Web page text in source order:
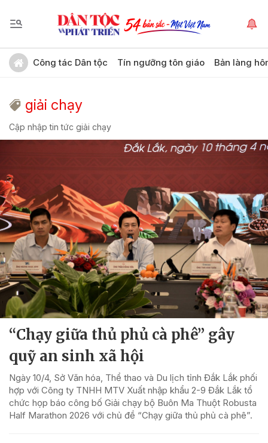
Công tác Dân tộc Tín ngưỡng tôn giáo Bản làng
giải chạy
Cập nhập tin tức giải chạy
“Chạy giữa thủ phủ cà phê” gây
quỹ an sinh xã hội
Ngày 10/4, Sở Văn hóa, Thể thao và Du lịch tỉnh Đắk Lắk phối
hợp với Công ty TNHH MTV Xuất nhập khẩu 2-9 Đắk Lắk tổ
chức họp báo công bố Giải chạy bộ Buôn Ma Thuột Robusta
Half Marathon 2026 với chủ đề “Chạy giữa thủ phủ cà phê”.